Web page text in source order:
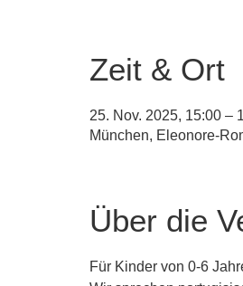
Zeit & Ort
25. Nov. 2025, 15:00 –
München, Eleonore-
Über die
Für Kinder von 0-6